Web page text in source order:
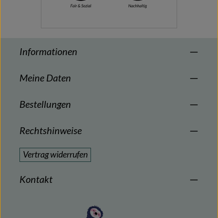
Informationen
Meine Daten
Bestellungen
Rechtshinweise
Vertrag widerrufen
Kontakt